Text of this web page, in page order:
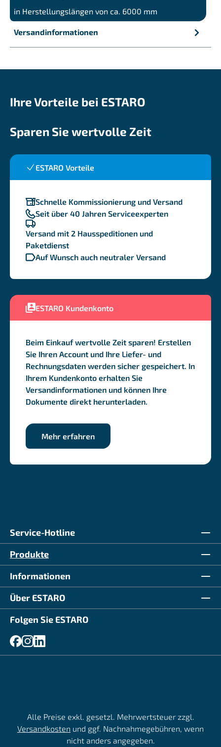
in Herstellungslängen von ca. 6000 mm
Versandinformationen
Ihre Vorteile bei ESTARO
ESTARO Vorteile
Schnelle Kommissionierung und Versand
Seit über 40 Jahren Serviceexperten
Versand mit 2 Hausspeditionen und
Paketdienst
Auf Wunsch auch neutraler Versand
Sparen Sie wertvolle Zeit
ESTARO Kundenkonto
Beim Einkauf wertvolle Zeit sparen! Erstellen
Sie Ihren Account und Ihre Liefer- und
Rechnungsdaten werden sicher gespeichert. In
Ihrem Kundenkonto erhalten Sie
Versandinformationen und können Ihre
Dokumente direkt herunterladen.
Mehr erfahren
Service-Hotline
Produkte
Informationen
Über ESTARO
Folgen Sie ESTARO
Alle Preise exkl. gesetzl. Mehrwertsteuer zzgl.
Versandkosten und ggf. Nachnahmegebühren, wenn
nicht anders angegeben.